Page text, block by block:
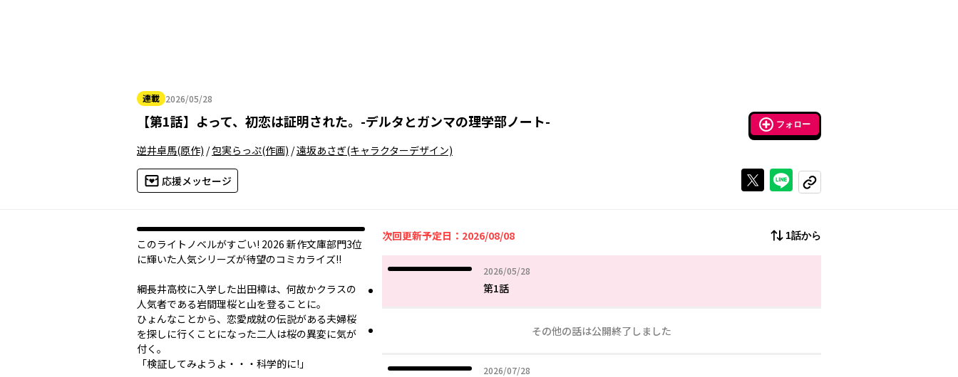
連載 2026/05/28
2026年05月28日
【第1話】 よって、初恋は証明された。-デルタとガンマの理学部ノート- フォロー
逆井卓馬(原作) /包実らっぷ(作画) /遠坂あさぎ(キャラクターデザイン)
応援メッセージ Xで投稿するラインでシェアする
コピーする
このライトノベルがすごい! 2026 新作文庫部門3位
に輝いた人気シリーズが待望のコミカライズ!!
綱長井高校に入学した出田樟は、何故かクラスの
人気者である岩間理桜と山を登ることに。
ひょんなことから、恋愛成就の伝説がある夫婦桜
を探しに行くことになった二人は桜の異変に気が
付く。
「検証してみようよ・・・科学的に!」
次回更新予定日：2026/08/08 1話から
2026/05/28
2026年05月28日
第1話
その他の話は公開終了しました
2026/07/28
2026年07月28日